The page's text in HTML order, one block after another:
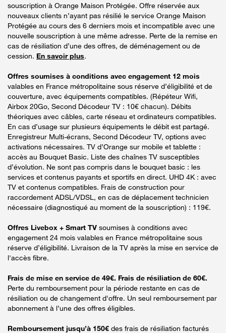
souscription à Orange Maison Protégée. Offre réservée aux
nouveaux clients n’ayant pas résilié le service Orange Maison
Protégée au cours des 6 derniers mois et incompatible avec une
nouvelle souscription à une même adresse. Perte de la remise en
cas de résiliation d’une des offres, de déménagement ou de
cession. En savoir plus.
Offres soumises à conditions avec engagement 12 mois
valables en France métropolitaine sous réserve d’éligibilité et de
couverture, avec équipements compatibles. (Répéteur Wifi,
Airbox 20Go, Second Décodeur TV : 10€ chacun). Débits
théoriques avec câbles, carte réseau et ordinateurs compatibles.
En cas d’usage sur plusieurs équipements le débit est partagé.
Enregistreur Multi-écrans, Second Décodeur TV, options avec
activations nécessaires. TV d’Orange sur mobile et tablette :
accès au Bouquet Basic. Liste des chaînes TV susceptibles
d’évolution. Ne sont pas compris dans le bouquet basic : les
services et contenus payants et sportifs en direct. UHD 4K : avec
TV et contenus compatibles. Frais de construction pour
raccordement ADSL/VDSL, en cas de déplacement technicien
nécessaire (diagnostiqué au moment de la souscription) : 119€.
Offres Livebox + Smart TV soumises à conditions avec
engagement 24 mois valables en France métropolitaine sous
réserve d’éligibilité. Livraison de la TV après la mise en service de
l'accès fibre.
Frais de mise en service de 49€. Frais de résiliation de 60€.
Perte du remboursement pour la période restante en cas de
résiliation ou de changement d'offre. Un seul remboursement par
abonnement à l’une des offres éligibles.
Remboursement jusqu’à 150€ des frais de résiliation facturés